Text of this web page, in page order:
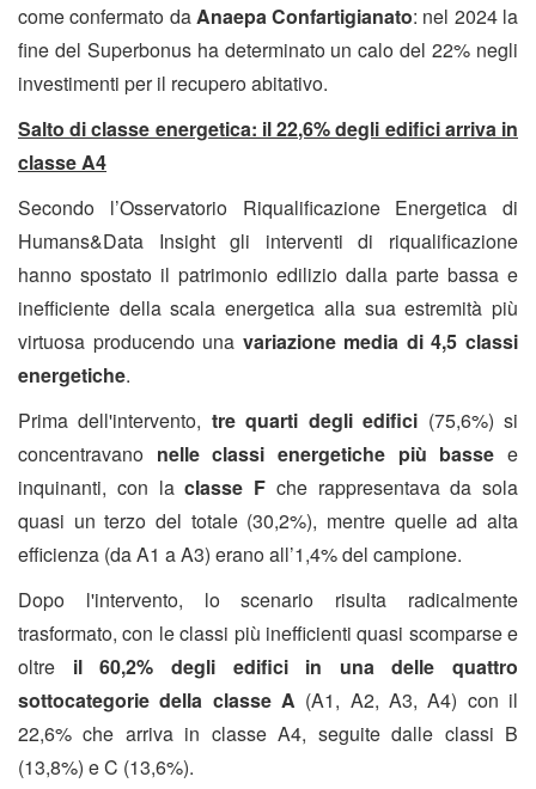
come confermato daAnaepa Confartigianato: nel 2024 la
fine del Superbonus ha determinato un calo del 22% negli
investimenti per il recupero abitativo.
Salto di classe energetica: il 22,6% degli edifici arriva in
classe A4
Secondo l’Osservatorio Riqualificazione Energetica di
Humans&Data Insight gli interventi di riqualificazione
hanno spostato il patrimonio edilizio dalla parte bassa e
inefficiente della scala energetica alla sua estremità più
virtuosa producendo una variazione media di 4,5 classi
energetiche.
Prima dell'intervento, tre quarti degli edifici (75,6%) si
concentravano nelle classi energetiche più basse e
inquinanti, con laclasse F che rappresentava da sola
quasi un terzo del totale (30,2%), mentre quelle ad alta
efficienza (da A1 a A3) erano all’1,4% del campione.
Dopo l'intervento, lo scenario risulta radicalmente
trasformato, con le classi più inefficienti quasi scomparse e
oltre il 60,2% degli edifici in una delle quattro
sottocategorie della classe A (A1, A2, A3, A4) con il
22,6% che arriva in classe A4, seguite dalle classi B
(13,8%) e C (13,6%).